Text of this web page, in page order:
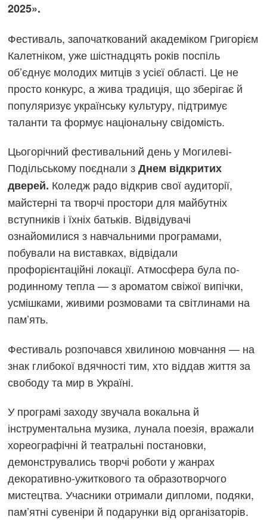
2025».
Фестиваль, започаткований академіком Григорієм
Калетніком, уже шістнадцять років поспіль
об’єднує молодих митців з усієї області. Це не
просто конкурс, а жива традиція, що зберігає й
популяризує українську культуру, підтримує
таланти та формує національну свідомість.
Цьогорічний фестивальний день у Могилеві-
Подільському поєднали зДнем відкритих
дверей. Коледж радо відкрив свої аудиторії,
майстерні та творчі простори для майбутніх
вступників і їхніх батьків. Відвідувачі
ознайомилися з навчальними програмами,
побували на виставках, відвідали
профорієнтаційні локації. Атмосфера була по-
родинному тепла — з ароматом свіжої випічки,
усмішками, живими розмовами та світлинами на
пам’ять.
Фестиваль розпочався хвилиною мовчання — на
знак глибокої вдячності тим, хто віддав життя за
свободу та мир в Україні.
У програмі заходу звучала вокальна й
інструментальна музика, лунала поезія, вражали
хореографічні й театральні постановки,
демонструвались творчі роботи у жанрах
декоративно-ужиткового та образотворчого
мистецтва. Учасники отримали дипломи, подяки,
пам’ятні сувеніри й подарунки від організаторів.